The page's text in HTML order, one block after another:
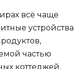
всё чаще
устройства
частью
коттеджей.